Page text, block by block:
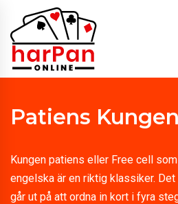
Patiens
Kungen patiens eller Free cell
engelska är en riktig klassiker.
går ut på att ordna in kort i fyra